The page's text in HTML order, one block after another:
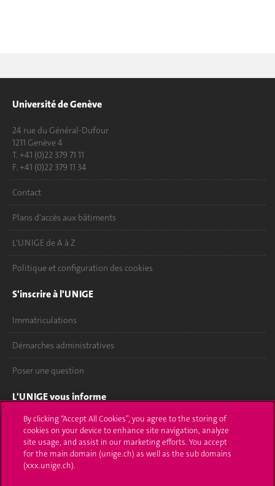
Université de Genève
24 rue du Général-Dufour
1211 Genève 4
T. +41 (0)22 379 71 11
F. +41 (0)22 379 11 34
Contact
Plans d'accès aux bâtiments
L'UNIGE de A à Z
Politique et configuration des cookies
S'inscrire à l'UNIGE
Immatriculations
Démarches administratives
Poser une question
L'UNIGE vous informe
UNIGE Mobile
Médias
Offres d'emploi
By clicking “Accept All Cookies”, you agree to the storing of
cookies on your device to enhance site navigation, analyze
site usage, and assist in our marketing efforts. You accept
for the main domain (unige.ch) as well as the sub domains
(xxx.unige.ch).